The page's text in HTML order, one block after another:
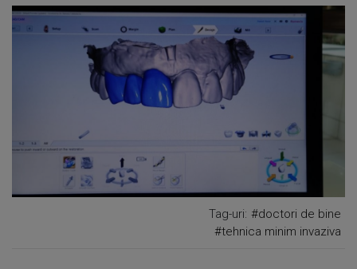
Tag-uri: #doctori de bine
#tehnica minim invaziva